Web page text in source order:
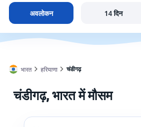
भारत
मेंरी लोकेशन
होम
अवलोकन 14 दिन
भारत हरियाणा चंडीगढ़
चंडीगढ़, भारत में मौसम